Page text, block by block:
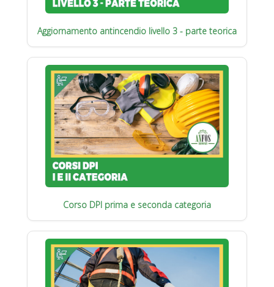
Aggiornamento antincendio livello 3 - parte teorica
Corso DPI prima e seconda categoria